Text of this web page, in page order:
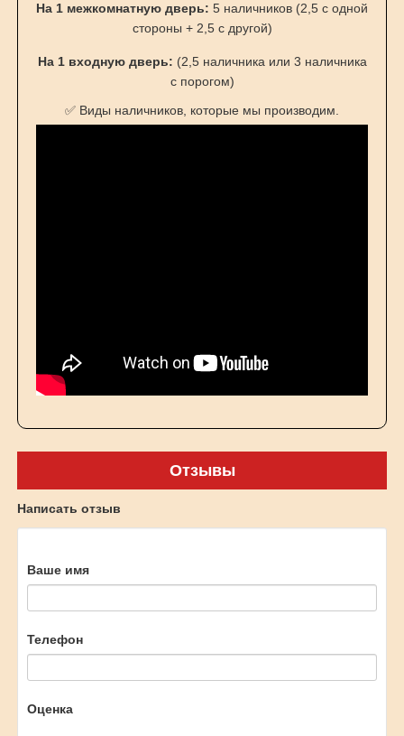
На 1 межкомнатную дверь: 5 наличников (2,5 с одной
стороны + 2,5 с другой)
На 1 входную дверь: (2,5 наличника или 3 наличника
с порогом)
✅ Виды наличников, которые мы производим.
Отзывы
Написать отзыв
Ваше имя
Телефон
Оценка